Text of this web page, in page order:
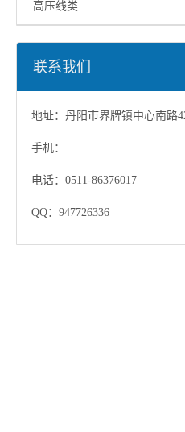
高压线类
联系我们
地址：丹阳市界牌镇中心南路
手机：
电话：0511-86376017
QQ：947726336